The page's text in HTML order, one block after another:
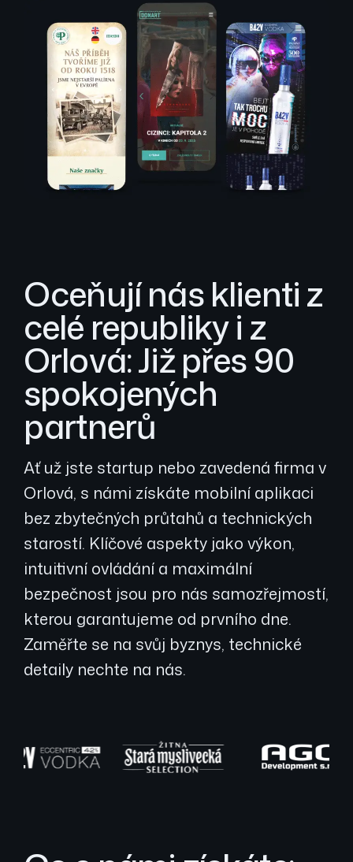
Oceňují nás klienti z
celé republiky i z
Orlová: Již přes 90
spokojených
partnerů
Ať už jste startup nebo zavedená firma v
Orlová, s námi získáte mobilní aplikaci
bez zbytečných průtahů a technických
starostí. Klíčové aspekty jako výkon,
intuitivní ovládání a maximální
bezpečnost jsou pro nás samozřejmostí,
kterou garantujeme od prvního dne.
Zaměřte se na svůj byznys, technické
detaily nechte na nás.